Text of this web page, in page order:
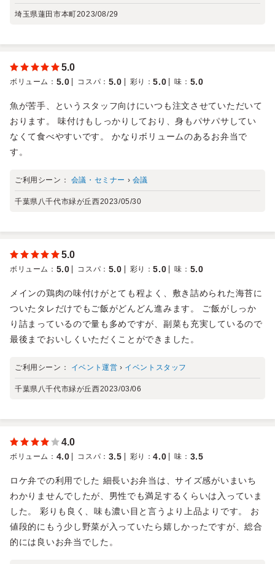
埼玉県蓮田市本町2023/08/29
5.0
ボリューム ： 5.0 コスパ ： 5.0 彩り ：5.0 味 ： 5.0
魚が苦手、というスタッフ向けにいつも注文させていただいて
おります。 味付けもしっかりしており、身もパサパサしてい
なくて食べやすいです。 かなりボリュームのあるお弁当で
す。
ご利用シーン： 会議・セミナー › 会議
千葉県八千代市緑が丘西2023/05/30
5.0
ボリューム ： 5.0 コスパ ： 5.0 彩り ：5.0 味 ： 5.0
メインの鶏肉の味付けがとても程よく、敷き詰められた海苔に
ついたタレだけでもご飯がどんどん進みます。 ご飯がしっか
り詰まっているので量も多めですが、副菜も充実しているので
最後までおいしくいただくことができました。
ご利用シーン： イベント運営 › イベントスタッフ
千葉県八千代市緑が丘西2023/03/06
4.0
ボリューム ： 4.0 コスパ ： 3.5 彩り ：4.0 味 ： 3.5
ロケ弁での利用でした 細長いお弁当は、サイズ感がいまいち
わかりませんでしたが、男性でも満足するくらいは入っていま
した。 彩りも良く、味も濃い目と言うより上品よりです。 お
値段的にもう少し野菜が入っていたら嬉しかったですが、総合
的には良いお弁当でした。